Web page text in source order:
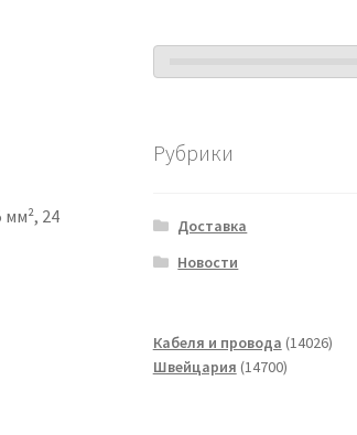
24
Рубрики
Доставка
Новости
Кабеля и провода 1402614026
Швейцария 1470014700